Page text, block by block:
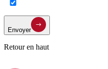
Envoyer
Retour en haut